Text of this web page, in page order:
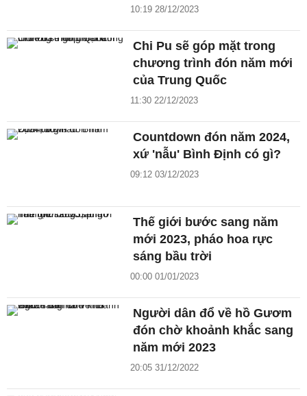
10:19 28/12/2023
Chi Pu sẽ góp mặt trong
chương trình đón năm mới
của Trung Quốc
11:30 22/12/2023
Countdown đón năm 2024,
xứ 'nẫu' Bình Định có gì?
09:12 03/12/2023
Thế giới bước sang năm
mới 2023, pháo hoa rực
sáng bầu trời
00:00 01/01/2023
Người dân đổ về hồ Gươm
đón chờ khoảnh khắc sang
năm mới 2023
20:05 31/12/2022